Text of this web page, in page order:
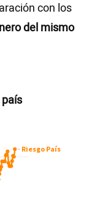
con los
del mismo